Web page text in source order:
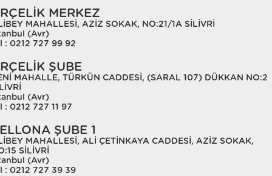
MERKEZ
MAHALLESİ, AZİZ SOKAK, NO:21/1A SİLİVRİ
(Avr)
: 0212 727 99 92
ŞUBE
MAHALLE, TÜRKÜN CADDESİ, (SARAL 107) DÜKKAN NO:2
(Avr)
: 0212 727 11 97
ŞUBE 1
MAHALLESİ, ALİ ÇETİNKAYA CADDESİ, AZİZ SOKAK,
SİLİVRİ
(Avr)
: 0212 727 39 39